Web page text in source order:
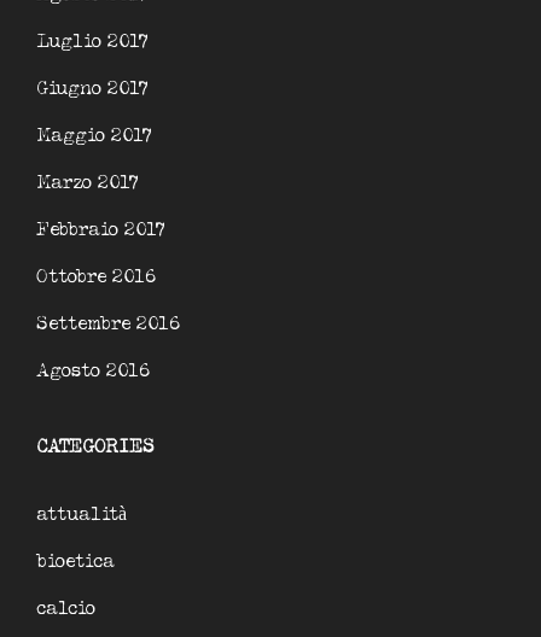
Luglio 2017
Giugno 2017
Maggio 2017
Marzo 2017
Febbraio 2017
Ottobre 2016
Settembre 2016
Agosto 2016
CATEGORIES
attualità
bioetica
calcio